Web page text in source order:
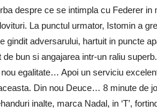
despre ce se intimpla cu Federer
La punctul urmator, Istomin a
adversarului, hartuit in puncte
bun si angajarea intr-un raliu
egalitate… Apoi un serviciu
Din nou Deuce… 8 minute de
inalte, marca Nadal, in ‘T’,